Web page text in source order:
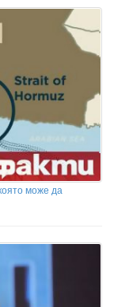
може да